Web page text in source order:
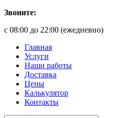
Звоните:
с 08:00 до 22:00 (ежедневно)
Главная
Услуги
Наши работы
Доставка
Цены
Калькулятор
Контакты